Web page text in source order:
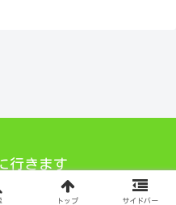
行きます
に行きます.
トップ サイドバー